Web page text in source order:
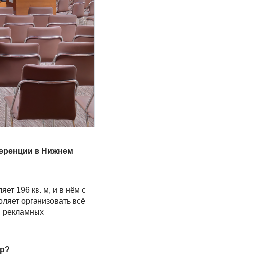
в Нижнем
196 кв. м, и в нём с
организовать всё
рекламных